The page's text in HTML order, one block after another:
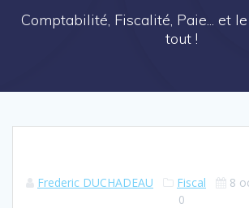
Comptabilité, Fiscalité, Paie... et
tout !
Frederic DUCHADEAU Fiscal 8
0